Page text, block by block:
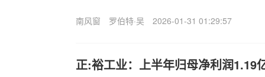
南风窗 罗伯特·吴 2026-01-31 01:29:57
正:裕工业：上半年归母净利润1.19